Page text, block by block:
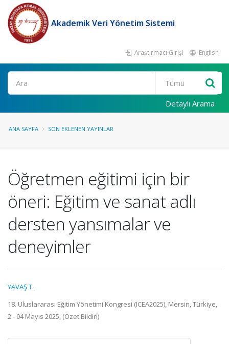
Akademik Veri Yönetim Sistemi
Araştırmacı Girişi English
Ara
Detaylı Arama
ANA SAYFA SON EKLENEN YAYINLAR
Öğretmen eğitimi için bir
öneri: Eğitim ve sanat adlı
dersten yansımalar ve
deneyimler
YAVAŞ T.
18. Uluslararası Eğitim Yönetimi Kongresi (ICEA2025), Mersin, Türkiye,
2 - 04 Mayıs 2025, (Özet Bildiri)